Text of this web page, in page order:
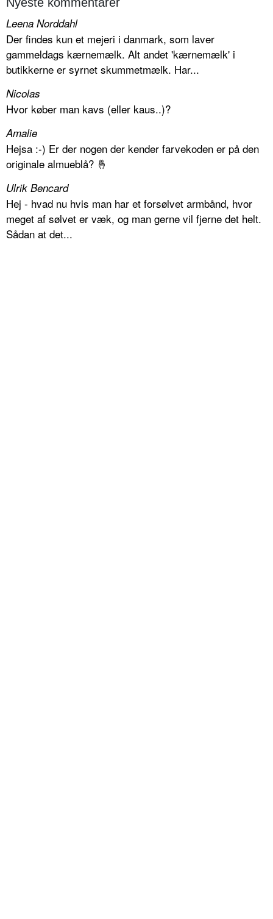
Nyeste kommentarer
Leena Norddahl
Der findes kun et mejeri i danmark, som laver
gammeldags kærnemælk. Alt andet 'kærnemælk' i
butikkerne er syrnet skummetmælk. Har...
Nicolas
Hvor køber man kavs (eller kaus..)?
Amalie
Hejsa :-) Er der nogen der kender farvekoden er på den
originale almueblå? 🤞
Ulrik Bencard
Hej - hvad nu hvis man har et forsølvet armbånd, hvor
meget af sølvet er væk, og man gerne vil fjerne det helt.
Sådan at det...